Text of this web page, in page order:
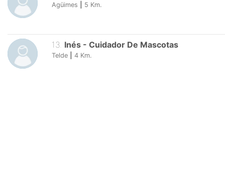
Agüimes 5 Km.
13. Inés - Cuidador De Mascotas
Telde 4 Km.